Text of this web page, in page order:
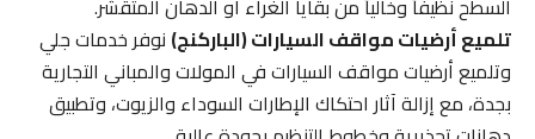
السطح نظيفاً وخالياً من بقايا الغراء أو الدهان المتقشر.
تلميع أرضيات مواقف السيارات (الباركنج)نوفر خدمات جلي
وتلميع أرضيات مواقف السيارات في المولات والمباني التجارية
بجدة، مع إزالة آثار احتكاك الإطارات السوداء والزيوت، وتطبيق